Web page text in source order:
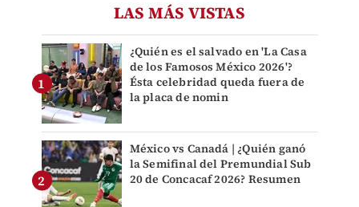
LAS MÁS VISTAS
¿Quién es el salvado en 'La Casa
de los Famosos México 2026'?
Ésta celebridad queda fuera de
la placa de nomin
México vs Canadá | ¿Quién ganó
la Semifinal del Premundial Sub
20 de Concacaf 2026? Resumen